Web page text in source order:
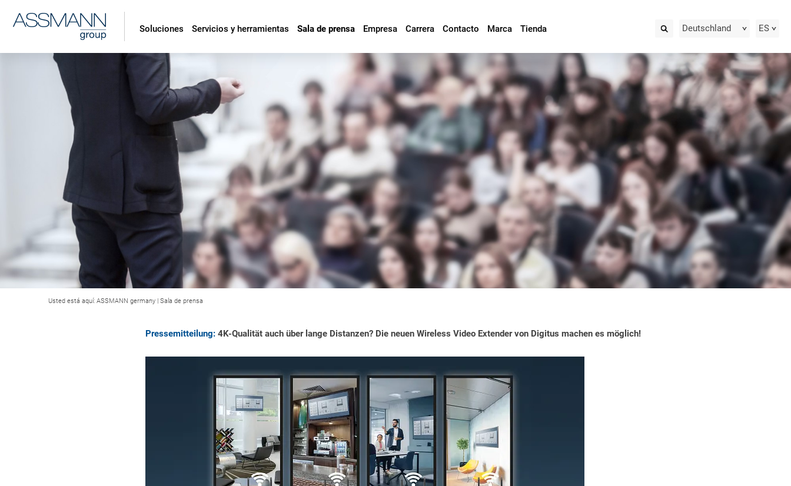
Deutschland ES
Soluciones Servicios y herramientas Sala de prensa Empresa Carrera Contacto Marca Tienda
Usted está aquí: ASSMANN germany | Sala de prensa
Pressemitteilung: 4K-Qualität auch über lange Distanzen? Die neuen Wireless Video Extender von Digitus machen es möglich!